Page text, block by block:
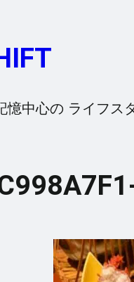
憶中心の ライフス